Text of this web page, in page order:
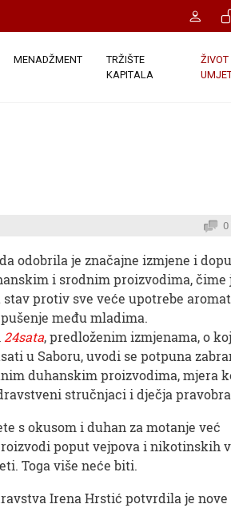
MENADŽMENT
TRŽIŠTE
KAPITALA
ŽIVOT
odobrila je značajne izmjene i
i srodnim proizvodima, čime
stav protiv sve veće upotrebe
među mladima.
24sata, predloženim izmjenama, o
u Saboru, uvodi se potpuna
duhanskim proizvodima, mjera
stručnjaci i dječja
s okusom i duhan za motanje već
poput vejpova i nikotinskih
Toga više neće biti.
Irena Hrstić potvrdila je nove